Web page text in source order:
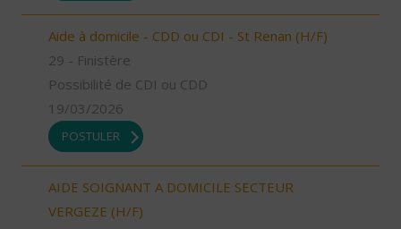
Aide à domicile - CDD ou CDI - St Renan (H/F)
29 - Finistère
Possibilité de CDI ou CDD
19/03/2026
POSTULER
AIDE SOIGNANT A DOMICILE SECTEUR
VERGEZE (H/F)